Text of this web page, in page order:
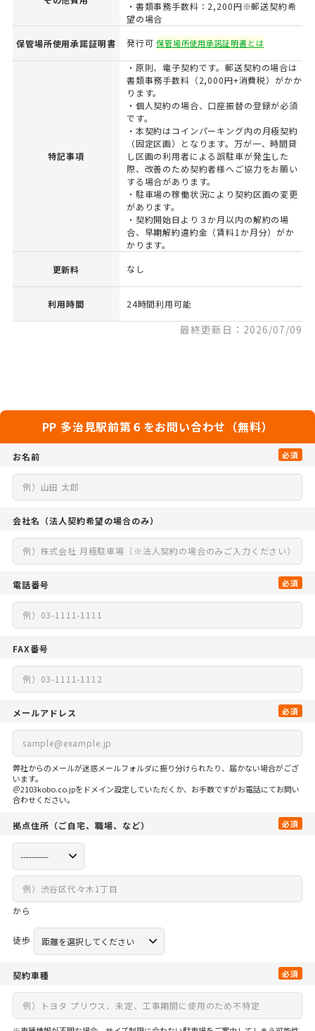
・書類事務手数料：2,200円※郵送契約希
望の場合
保管場所使用承諾証明書 発行可保管場所使用承諾証明書とは
特記事項
・原則、電子契約です。郵送契約の場合は
書類事務手数料（2,000円+消費税）がかか
ります。
・個人契約の場合、口座振替の登録が必須
です。
・本契約はコインパーキング内の月極契約
（固定区画）となります。万が一、時間貸
し区画の利用者による誤駐車が発生した
際、改善のため契約者様へご協力をお願い
する場合があります。
・駐車場の稼働状況により契約区画の変更
があります。
・契約開始日より３か月以内の解約の場
合、早期解約違約金（賃料1か月分）がか
かります。
更新料 なし
利用時間 24時間利用可能
最終更新日：2026/07/09
PP 多治見駅前第６をお問い合わせ（無料）
お名前 必須
会社名 （法人契約希望の場合のみ）
電話番号 必須
FAX番号
メールアドレス 必須
弊社からのメールが迷惑メールフォルダに振り分けられたり、届かない場合がござ
います。
＠2103kobo.co.jpをドメイン設定していただくか、お手数ですがお電話にてお問い
合わせください。
拠点住所 （ご自宅、 職場、など） 必須
から
徒歩
契約車種 必須